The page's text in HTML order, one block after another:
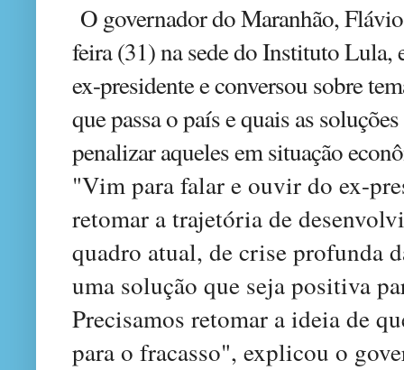
O governador do Maranhão,
feira (31) na sede do Instituto Lula,
ex-presidente e conversou sobre
que passa o país e quais as
penalizar aqueles em situação
"Vim para falar e ouvir do ex-
retomar a trajetória de
quadro atual, de crise profunda
uma solução que seja positiva
Precisamos retomar a ideia de
para o fracasso", explicou o